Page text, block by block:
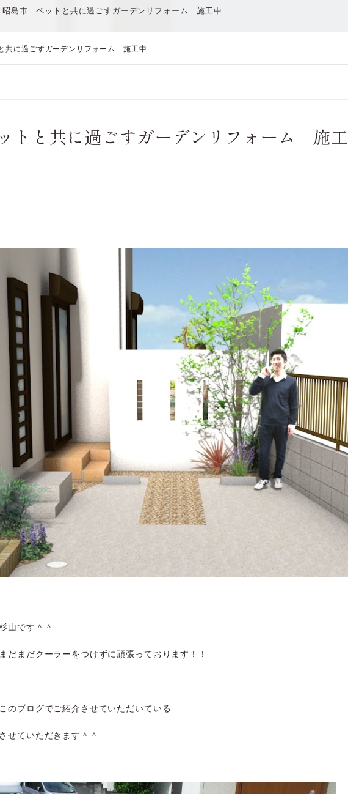
昭島市 ペットと共に過ごすガーデンリフォーム 施工中
共に過ごすガーデンリフォーム 施工中
トと共に過ごすガーデンリフォーム 施工
山です＾＾
だまだクーラーをつけずに頑張っております！！
のブログでご紹介させていただいている
せていただきます＾＾